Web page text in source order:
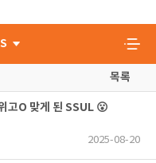
목록
고O 맞게 된 SSUL 😮
2025-08-20